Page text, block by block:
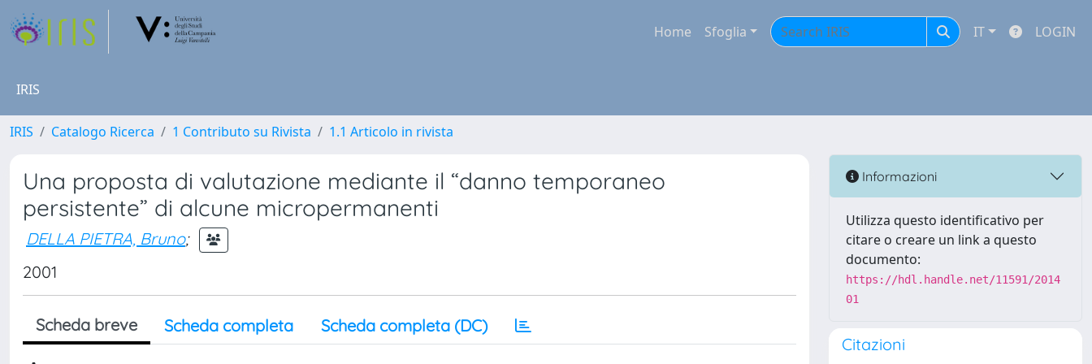
Home Sfoglia IT LOGIN
IRIS
IRIS Catalogo Ricerca 1 Contributo su Rivista 1.1 Articolo in rivista
Una proposta di valutazione mediante il “danno temporaneo
persistente” di alcune micropermanenti
DELLA PIETRA, Bruno;
2001
Scheda breve Scheda completa Scheda completa (DC)
Informazioni
Utilizza questo identificativo per
citare o creare un link a questo
documento:
https://hdl.handle.net/11591/2014
01
Citazioni